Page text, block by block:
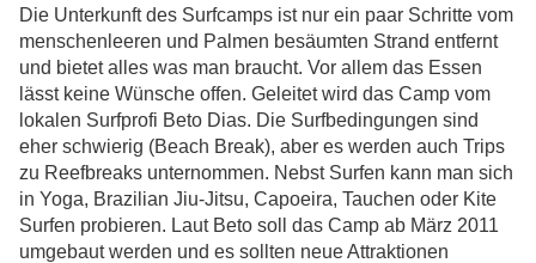
Die Unterkunft des Surfcamps ist nur ein paar Schritte vom
menschenleeren und Palmen besäumten Strand entfernt
und bietet alles was man braucht. Vor allem das Essen
lässt keine Wünsche offen. Geleitet wird das Camp vom
lokalen Surfprofi Beto Dias. Die Surfbedingungen sind
eher schwierig (Beach Break), aber es werden auch Trips
zu Reefbreaks unternommen. Nebst Surfen kann man sich
in Yoga, Brazilian Jiu-Jitsu, Capoeira, Tauchen oder Kite
Surfen probieren. Laut Beto soll das Camp ab März 2011
umgebaut werden und es sollten neue Attraktionen